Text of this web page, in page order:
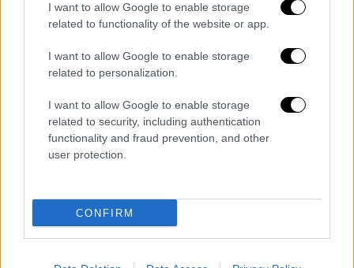
I want to allow Google to enable storage
related to functionality of the website or app.
I want to allow Google to enable storage
related to personalization.
I want to allow Google to enable storage
related to security, including authentication
functionality and fraud prevention, and other
user protection.
CONFIRM
από ορυκτά καύσιμα, ιδίως φυσικό αέριο και
πετρέλαιο, επειδή τα περισσότερα
συστήματα θέρμανσης εξακολουθούν να
λειτουργούν με πετρέλαιο. Οπως κάθε
χρόνο, η ζήτηση για φυσικό αέριο θα αυξηθεί
επομένως δραματικά τον ερχόμενο χειμώνα,
αναφέρεται στην κατακλείδα του άρθρου
του περιοδικού TIME.
Εξιχνιάστηκε η απόπειρα δολοφονίας
στην πλατεία Βάθη: Δράστης ο άνδρας
που δολοφονήθηκε στα Πετράλωνα